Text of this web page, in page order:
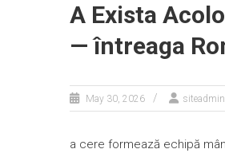
A Exista
— întreaga
May 30, 2026 siteadmin
a cere formează echipă